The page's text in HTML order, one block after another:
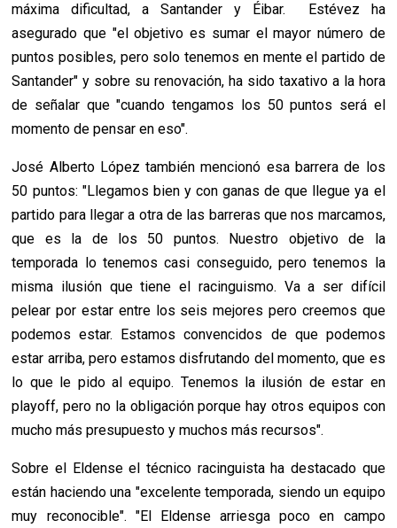
máxima dificultad, a Santander y Éibar. Estévez ha
asegurado que "el objetivo es sumar el mayor número de
puntos posibles, pero solo tenemos en mente el partido de
Santander" y sobre su renovación, ha sido taxativo a la hora
de señalar que "cuando tengamos los 50 puntos será el
momento de pensar en eso".
José Alberto López también mencionó esa barrera de los
50 puntos: "Llegamos bien y con ganas de que llegue ya el
partido para llegar a otra de las barreras que nos marcamos,
que es la de los 50 puntos. Nuestro objetivo de la
temporada lo tenemos casi conseguido, pero tenemos la
misma ilusión que tiene el racinguismo. Va a ser difícil
pelear por estar entre los seis mejores pero creemos que
podemos estar. Estamos convencidos de que podemos
estar arriba, pero estamos disfrutando del momento, que es
lo que le pido al equipo. Tenemos la ilusión de estar en
playoff, pero no la obligación porque hay otros equipos con
mucho más presupuesto y muchos más recursos".
Sobre el Eldense el técnico racinguista ha destacado que
están haciendo una "excelente temporada, siendo un equipo
muy reconocible". "El Eldense arriesga poco en campo